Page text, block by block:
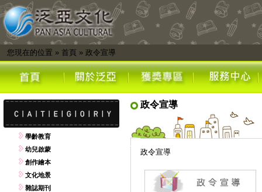
您現在的位置 » 首頁 » 政令宣導
學齡教育
幼兒啟蒙
創作繪本
文化地景
雜誌期刊
政令宣導
政令宣導